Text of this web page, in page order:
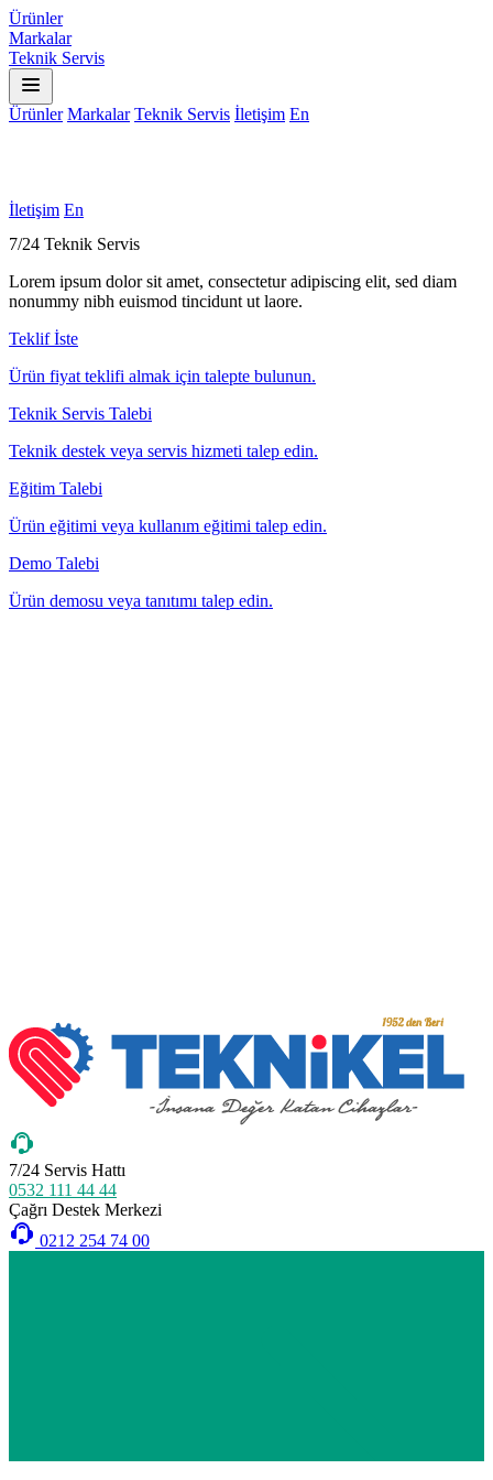
Ürünler
Markalar
Teknik Servis
Ürünler Markalar Teknik Servis İletişim En
İletişim En
7/24 Teknik Servis
Lorem ipsum dolor sit amet, consectetur adipiscing elit, sed diam
nonummy nibh euismod tincidunt ut laore.
Teklif İste
Ürün fiyat teklifi almak için talepte bulunun.
Teknik Servis Talebi
Teknik destek veya servis hizmeti talep edin.
Eğitim Talebi
Ürün eğitimi veya kullanım eğitimi talep edin.
Demo Talebi
Ürün demosu veya tanıtımı talep edin.
7/24 Servis Hattı
0532 111 44 44
Çağrı Destek Merkezi
0212 254 74 00